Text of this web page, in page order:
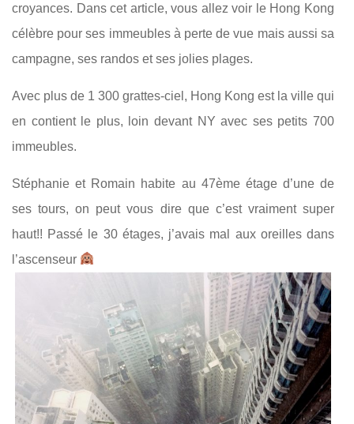
croyances. Dans cet article, vous allez voir le Hong Kong
célèbre pour ses immeubles à perte de vue mais aussi sa
campagne, ses randos et ses jolies plages.
Avec plus de 1 300 grattes-ciel, Hong Kong est la ville qui
en contient le plus, loin devant NY avec ses petits 700
immeubles.
Stéphanie et Romain habite au 47ème étage d’une de
ses tours, on peut vous dire que c’est vraiment super
haut!! Passé le 30 étages, j’avais mal aux oreilles dans
l’ascenseur